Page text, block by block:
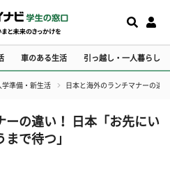
車のある生活 引っ越し・一人暮らし
学準備・新生活 日本と海外のランチマナーの違
ーの違い！ 日本「お先にい
で待つ」